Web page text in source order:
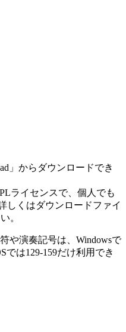
」からダウンロードでき
ライセンスで、個人でも
しくはダウンロードファイ
。
や演奏記号は、Windowsで
では129-159だけ利用でき